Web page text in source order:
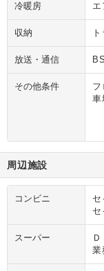
冷暖房 エ
収納
放送・通信
その他条件
車
周辺施設
コンビニ
セ
スーパー
業